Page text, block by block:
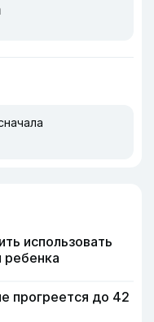
использовать
ребенка
прогреется до 42